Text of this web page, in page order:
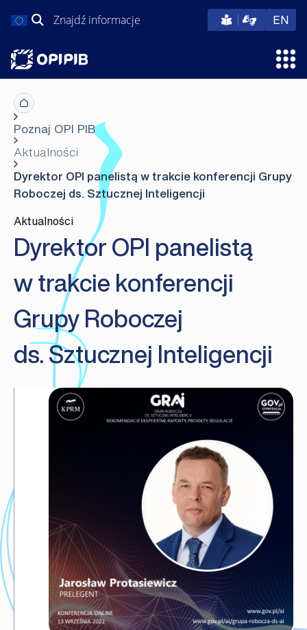
do
Szukaj: EN
Poznaj OPI PIB
Aktualności
Dyrektor OPI panelistą w trakcie konferencji Grupy
Roboczej ds. Sztucznej Inteligencji
Dyrektor OPI panelistą
w trakcie konferencji
Grupy Roboczej
ds. Sztucznej Inteligencji
Aktualności